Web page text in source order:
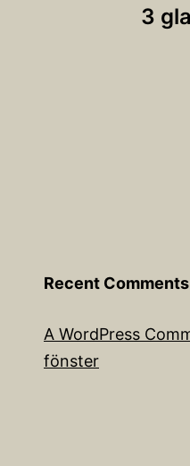
3
Recent Comments
A WordPress
fönster